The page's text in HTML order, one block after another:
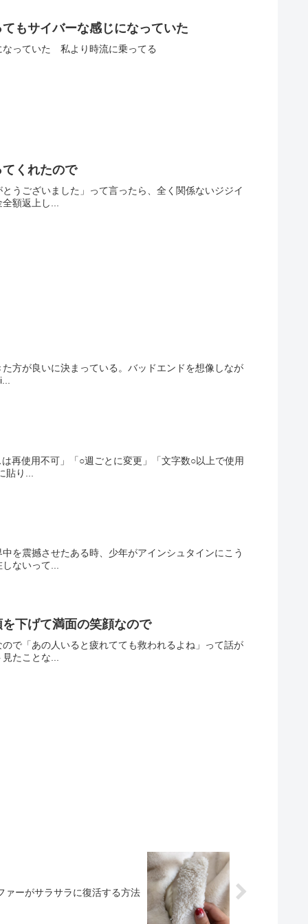
もサイバーな感じになっていた
なっていた 私より時流に乗ってる
くれたので
うございました」って言ったら、全く関係ないジジイ
額返上し...
方が良いに決まっている。バッドエンドを想像しなが
再使用不可」「○週ごとに変更」「文字数○以上で使用
り...
を震撼させたある時、少年がアインシュタインにこう
ないって...
下げて満面の笑顔なので
で「あの人いると疲れてても救われるよね」って話が
たことな...
ァーがサラサラに復活する方法